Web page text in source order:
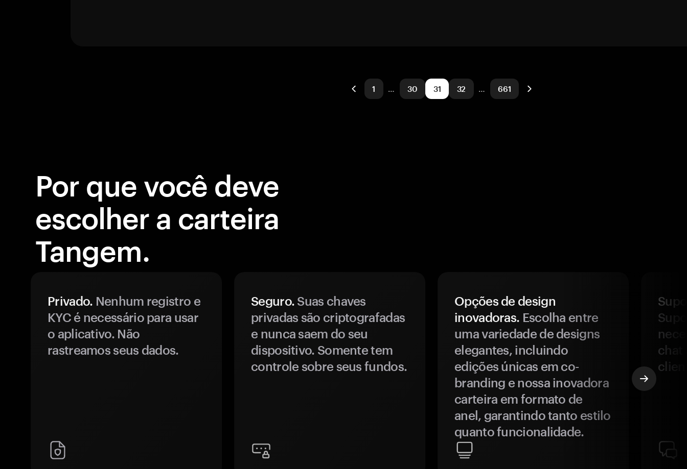
1 … 30 31 32 … 661
Por que você deve
escolher a carteira
Tangem.
Privado. Nenhum registro e
KYC é necessário para usar
o aplicativo. Não
rastreamos seus dados.
Seguro. Suas chaves
privadas são criptografadas
e nunca saem do seu
dispositivo. Somente tem
controle sobre seus fundos.
Opções de design
inovadoras. Escolha entre
uma variedade de designs
elegantes, incluindo
edições únicas em co-
branding e nossa inovadora
carteira em formato de
anel, garantindo tanto estilo
quanto funcionalidade.
chat